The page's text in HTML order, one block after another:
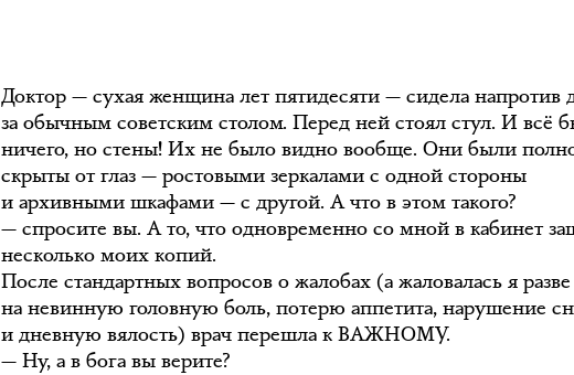
Доктор — сухая женщина лет пятидесяти — сидела напротив
за обычным советским столом. Перед ней стоял стул. И всё
ничего, но стены! Их не было видно вообще. Они были
скрыты от глаз — ростовыми зеркалами с одной стороны
и архивными шкафами — с другой. А что в этом такого?
— спросите вы. А то, что одновременно со мной в кабинет
несколько моих копий.
После стандартных вопросов о жалобах (а жаловалась я
на невинную головную боль, потерю аппетита, нарушение
и дневную вялость) врач перешла к ВАЖНОМУ.
— Ну, а в бога вы верите?